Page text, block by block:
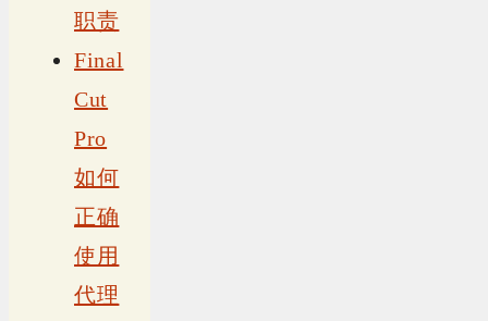
职责
Final
Cut
Pro
如何
正确
使用
代理